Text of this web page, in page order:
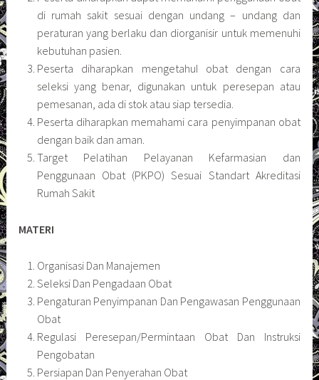
di rumah sakit sesuai dengan undang – undang dan
peraturan yang berlaku dan diorganisir untuk memenuhi
kebutuhan pasien.
Peserta diharapkan mengetahuI obat dengan cara
seleksi yang benar, digunakan untuk peresepan atau
pemesanan, ada di stok atau siap tersedia.
Peserta diharapkan memahami cara penyimpanan obat
dengan baik dan aman.
Target Pelatihan Pelayanan Kefarmasian dan
Penggunaan Obat (PKPO) Sesuai Standart Akreditasi
Rumah Sakit
MATERI
Organisasi Dan Manajemen
Seleksi Dan Pengadaan Obat
Pengaturan Penyimpanan Dan Pengawasan Penggunaan
Obat
Regulasi Peresepan/Permintaan Obat Dan Instruksi
Pengobatan
Persiapan Dan Penyerahan Obat